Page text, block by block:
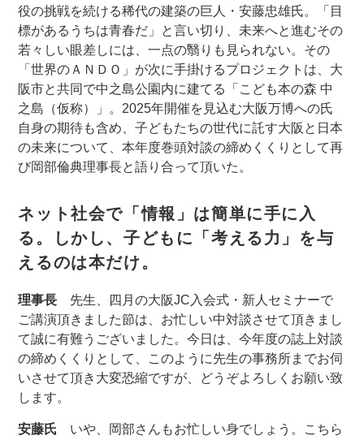
役の挑戦を続ける稀代の建築の巨人・安藤忠雄氏。「目
標があるうちは青春だ」と言い切り、未来へと進むその
若々しい眼差しには、一点の翳りも見られない。その
「世界のＡＮＤＯ」が次に手掛けるプロジェクトは、大
阪市と共同で中之島公園内に建てる「こども本の森 中
之島（仮称）」。2025年開催を見込む大阪万博への氏
自身の期待も含め、子どもたちの世代に託す大阪と日本
の未来について、本年度巻頭対談の締めくくりとして再
び岡部倫典理事長と語り合って頂いた。
ネット社会で「情報」は簡単に手に入
る。しかし、子どもに「考える力」を与
えるのは本だけ。
理事長 先生、四月の大阪JC入会式・新人セミナーで
ご講演頂きました節は、お忙しい中対談させて頂きまし
て誠に有難うございました。今日は、今年度の誌上対談
の締めくくりとして、このように先生の事務所までお伺
いさせて頂き大変恐縮ですが、どうぞよろしくお願い致
します。
安藤氏 いや、岡部さんもお忙しい身でしょう。こちら